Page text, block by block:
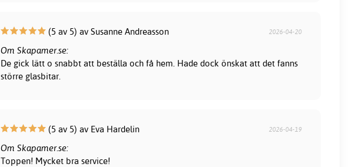
(5 av 5) av Susanne Andreasson 2026-04-20
Om Skapamer.se:
De gick lätt o snabbt att beställa och få hem. Hade dock önskat att det fanns
större glasbitar.
(5 av 5) av Eva Hardelin 2026-04-19
Om Skapamer.se:
Toppen! Mycket bra service!